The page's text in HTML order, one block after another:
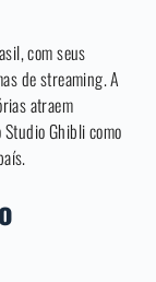
com seus
de streaming. A
atraem
Ghibli como